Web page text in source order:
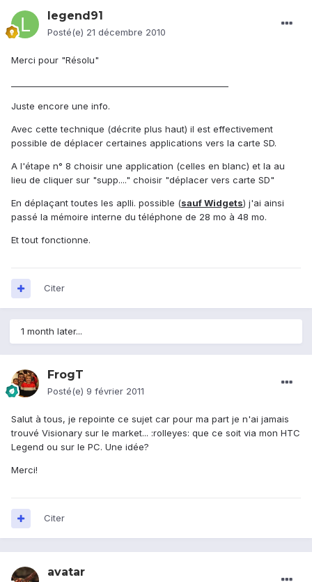
legend91
Posté(e) 21 décembre 2010
Merci pour "Résolu"
Juste encore une info.
Avec cette technique (décrite plus haut) il est effectivement
possible de déplacer certaines applications vers la carte SD.
A l'étape n° 8 choisir une application (celles en blanc) et la au
lieu de cliquer sur "supp...." choisir "déplacer vers carte SD"
En déplaçant toutes les aplli. possible (sauf Widgets) j'ai ainsi
passé la mémoire interne du téléphone de 28 mo à 48 mo.
Et tout fonctionne.
Citer
1 month later...
FrogT
Posté(e) 9 février 2011
Salut à tous, je repointe ce sujet car pour ma part je n'ai jamais
trouvé Visionary sur le market... :rolleyes: que ce soit via mon HTC
Legend ou sur le PC. Une idée?
Merci!
Citer
avatar